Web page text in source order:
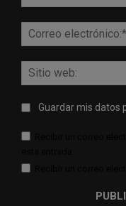
Guardar mis datos